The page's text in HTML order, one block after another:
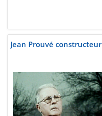
Jean Prouvé constructeur